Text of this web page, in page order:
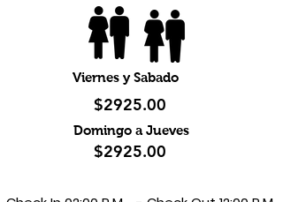
Viernes y Sabado
$2925.00
Domingo a Jueves
$2925.00